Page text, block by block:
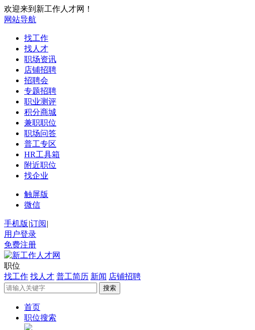
欢迎来到新工作人才网！
网站导航
找工作
找人才
职场资讯
店铺招聘
招聘会
专题招聘
职业测评
积分商城
兼职职位
职场问答
普工专区
HR工具箱
附近职位
找企业
触屏版
微信
手机版 |订阅 |
用户登录
免费注册
职位
找工作 找人才 普工简历 新闻 店铺招聘
首页
职位搜索